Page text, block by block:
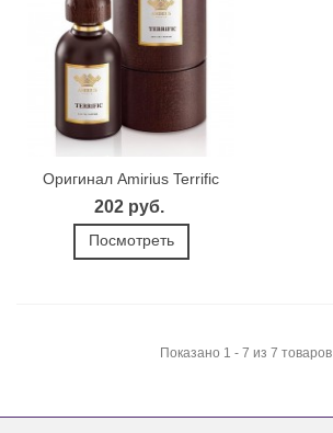
Оригинал Amirius Terrific
202 руб.
Посмотреть
Показано 1 - 7 из 7 товаров